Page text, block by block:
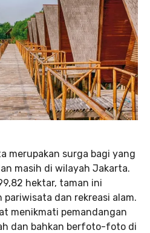
merupakan surga bagi yang
masih di wilayah Jakarta.
hektar, taman ini
dan rekreasi alam.
menikmati pemandangan
dan bahkan berfoto-foto di